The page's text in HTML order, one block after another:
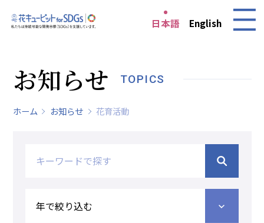
日本語 English
お知らせ TOPICS
ホーム お知らせ 花育活動